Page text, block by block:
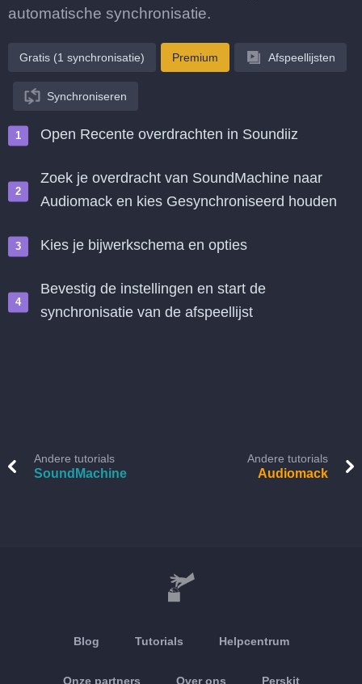
automatische synchronisatie.
Gratis (1 synchronisatie) Premium Afspeellijsten
Synchroniseren
Open Recente overdrachten in Soundiiz
Zoek je overdracht van SoundMachine naar
Audiomack en kies Gesynchroniseerd houden
Kies je bijwerkschema en opties
Bevestig de instellingen en start de
synchronisatie van de afspeellijst
Andere tutorials
SoundMachine
Andere tutorials
Audiomack
Blog Tutorials Helpcentrum
Onze partners Over ons Perskit